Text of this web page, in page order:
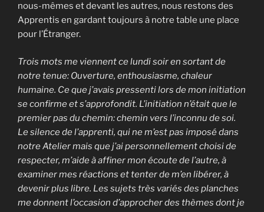
nous-mêmes et devant les autres, nous restons des
Apprentis en gardant toujours à notre table une place
pour l’Étranger.
Trois mots me viennent ce lundi soir en sortant de
notre tenue: Ouverture, enthousiasme, chaleur
humaine. Ce que j’avais pressenti lors de mon initiation
se confirme et s’approfondit. L’initiation n’était que le
premier pas du chemin: chemin vers l’inconnu de soi.
Le silence de l’apprenti, qui ne m’est pas imposé dans
notre Atelier mais que j’ai personnellement choisi de
respecter, m’aide à affiner mon écoute de l’autre, à
examiner mes réactions et tenter de m’en libérer, à
devenir plus libre. Les sujets très variés des planches
me donnent l’occasion d’approcher des thèmes dont je